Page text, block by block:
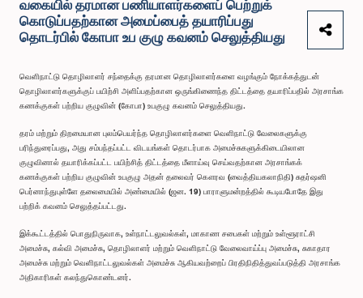
வகையில் தரமான பணியாளர்களைப் பெற்றுக்
கொடுப்பதற்கான அமைப்பைத் தயாரிப்பது
தொடர்பில் கோபா உப குழு கவனம் செலுத்தியது
வெளிநாட்டு தொழிலாளர் சந்தைக்கு தரமான தொழிலாளர்களை வழங்கும் நோக்கத்துடன்
தொழிலாளர்களுக்குப் பயிற்சி அளிப்பதற்கான ஒருங்கிணைந்த திட்டத்தை தயாரிப்பதில் அரசாங்க
கணக்குகள் பற்றிய குழுவின் (கோபா) உபகுழு கவனம் செலுத்தியது.
தரம் மற்றும் திறமையான புலம்பெயர்ந்த தொழிலாளர்களை வெளிநாட்டு வேலைகளுக்கு
பரிந்துரைப்பது, அது சம்பந்தப்பட்ட விடயங்கள் தொடர்பாக அமைச்சுகளுக்கிடையிலான
குழுவினால் தயாரிக்கப்பட்ட பயிற்சித் திட்டத்தை மீளாய்வு செய்வதற்கான அரசாங்கக்
கணக்குகள் பற்றிய குழுவின் உபகுழு அதன் தலைவர் கௌரவ (வைத்தியகலாநிதி) சுதர்ஷனி
பெர்னாந்துபுள்ளே தலைமையில் அண்மையில் (ஜன. 19) பாராளுமன்றத்தில் கூடியபோதே இது
பற்றிக் கவனம் செலுத்தப்பட்டது.
இக்கூட்டத்தில் பொதுநிருவாக, உள்நாட்டலுவல்கள், மாகாண சபைகள் மற்றும் உள்ளூராட்சி
அமைச்சு, கல்வி அமைச்சு, தொழிலாளர் மற்றும் வெளிநாட்டு வேலைவாய்ப்பு அமைச்சு, சுகாதார
அமைச்சு மற்றும் வெளிநாட்டலுவல்கள் அமைச்சு ஆகியவற்றைப் பிரதிநிதித்துவப்படுத்தி அரசாங்க
அதிகாரிகள் கலந்துகொண்டனர்.